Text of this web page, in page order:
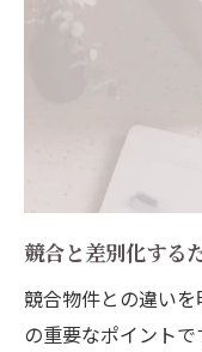
競合と差別化する
競合物件との違い
の重要なポイント